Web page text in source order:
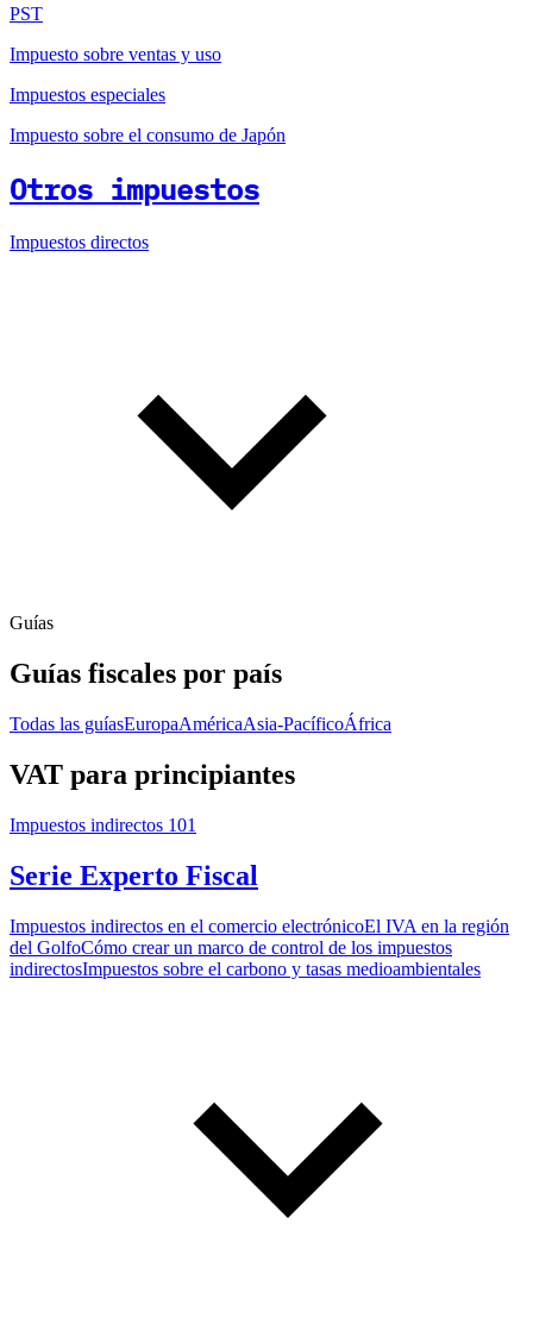
PST
Impuesto sobre ventas y uso
Impuestos especiales
Impuesto sobre el consumo de Japón
Otros impuestos
Impuestos directos
Guías
Guías fiscales por país
Todas las guíasEuropaAméricaAsia-PacíficoÁfrica
VAT para principiantes
Impuestos indirectos 101
Serie Experto Fiscal
Impuestos indirectos en el comercio electrónicoEl IVA en la región
del GolfoCómo crear un marco de control de los impuestos
indirectosImpuestos sobre el carbono y tasas medioambientales